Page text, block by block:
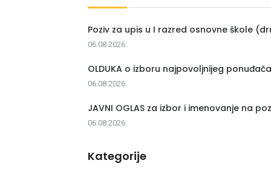
Poziv za upis u I razred osnovne škole
06.08.2026.
OLDUKA o izboru najpovoljnijeg
06.08.2026.
JAVNI OGLAS za izbor i imenovanje na
06.08.2026.
Kategorije